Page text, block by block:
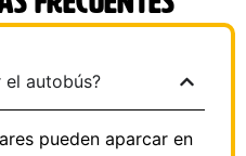
el autobús?
pueden aparcar en